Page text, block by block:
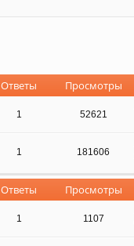
Ответы Просмотры
1 52621
1 181606
Ответы Просмотры
1 1107